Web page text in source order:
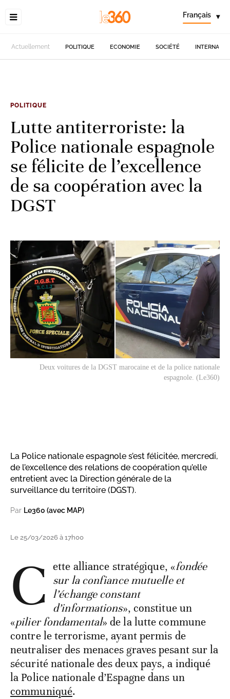
Français ▾
Actuellement POLITIQUE ECONOMIE SOCIÉTÉ
POLITIQUE
Lutte antiterroriste: la
Police nationale espagnole
se félicite de l’excellence
de sa coopération avec la
DGST
Deux voitures de la DGST marocaine et de la police nationale
espagnole. (Le360)
La Police nationale espagnole s’est félicitée, mercredi,
de l’excellence des relations de coopération qu’elle
entretient avec la Direction générale de la
surveillance du territoire (DGST).
Par Le360 (avec MAP)
Le 25/03/2026 à 17h00
C ette alliance stratégique, «fondée
sur la confiance mutuelle et
l’échange constant
d’informations», constitue un
«pilier fondamental» de la lutte commune
contre le terrorisme, ayant permis de
neutraliser des menaces graves pesant sur la
sécurité nationale des deux pays, a indiqué
la Police nationale d’Espagne dans un
communiqué.